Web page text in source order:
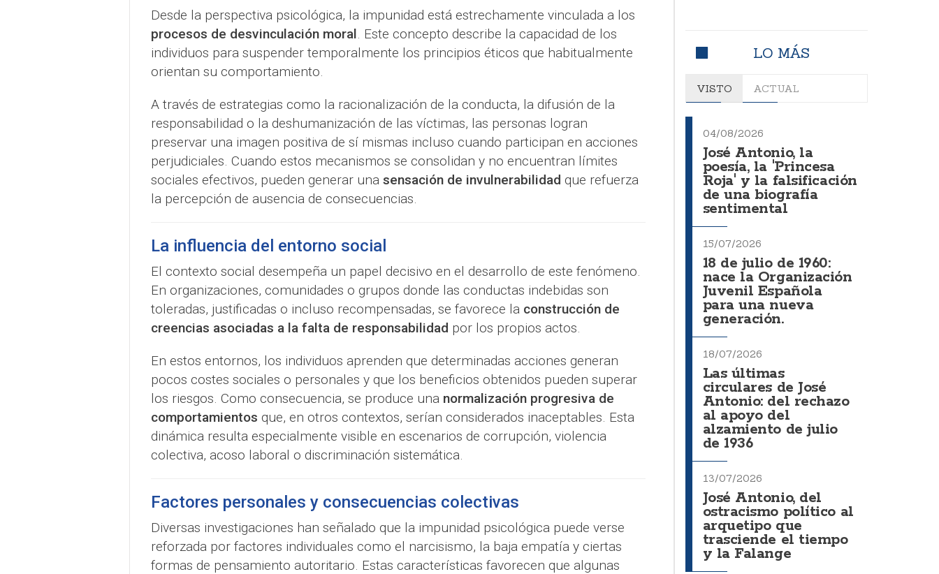
Desde la perspectiva psicológica, la impunidad está estrechamente vinculada a los
procesos de desvinculación moral. Este concepto describe la capacidad de los
individuos para suspender temporalmente los principios éticos que habitualmente
orientan su comportamiento.
A través de estrategias como la racionalización de la conducta, la difusión de la
responsabilidad o la deshumanización de las víctimas, las personas logran
preservar una imagen positiva de sí mismas incluso cuando participan en acciones
perjudiciales. Cuando estos mecanismos se consolidan y no encuentran límites
sociales efectivos, pueden generar una sensación de invulnerabilidad que refuerza
la percepción de ausencia de consecuencias.
La influencia del entorno social
El contexto social desempeña un papel decisivo en el desarrollo de este fenómeno.
En organizaciones, comunidades o grupos donde las conductas indebidas son
toleradas, justificadas o incluso recompensadas, se favorece la construcción de
creencias asociadas a la falta de responsabilidad por los propios actos.
En estos entornos, los individuos aprenden que determinadas acciones generan
pocos costes sociales o personales y que los beneficios obtenidos pueden superar
los riesgos. Como consecuencia, se produce una normalización progresiva de
comportamientos que, en otros contextos, serían considerados inaceptables. Esta
dinámica resulta especialmente visible en escenarios de corrupción, violencia
colectiva, acoso laboral o discriminación sistemática.
Factores personales y consecuencias colectivas
Diversas investigaciones han señalado que la impunidad psicológica puede verse
reforzada por factores individuales como el narcisismo, la baja empatía y ciertas
formas de pensamiento autoritario. Estas características favorecen que algunas
LO MÁS
VISTO ACTUAL
04/08/2026
José Antonio, la
poesía, la 'Princesa
Roja' y la falsificación
de una biografía
sentimental
15/07/2026
18 de julio de 1960:
nace la Organización
Juvenil Española
para una nueva
generación.
18/07/2026
Las últimas
circulares de José
Antonio: del rechazo
al apoyo del
alzamiento de julio
de 1936
13/07/2026
José Antonio, del
ostracismo político al
arquetipo que
trasciende el tiempo
y la Falange